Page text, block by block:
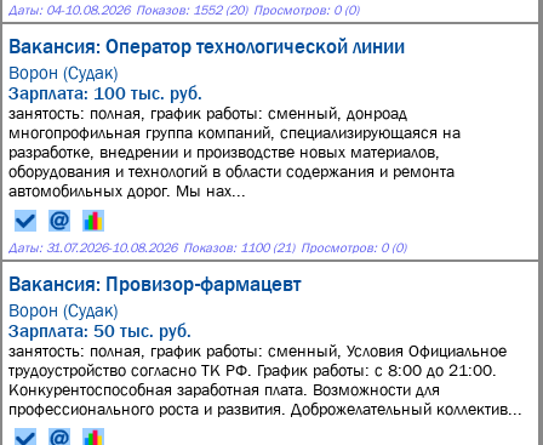
Даты: 04-10.08.2026 Показов: 1552 (20) Просмотров: 0 (0)
Вакансия: Оператор технологической линии
Ворон (Судак)
Зарплата: 100 тыс. руб.
занятость: полная, график работы: сменный, донроад
многопрофильная группа компаний, специализирующаяся на
разработке, внедрении и производстве новых материалов,
оборудования и технологий в области содержания и ремонта
автомобильных дорог. Мы нах...
Даты: 31.07.2026-10.08.2026 Показов: 1100 (21) Просмотров: 0 (0)
Вакансия: Провизор-фармацевт
Ворон (Судак)
Зарплата: 50 тыс. руб.
занятость: полная, график работы: сменный, Условия Официальное
трудоустройство согласно ТК РФ. График работы: с 8:00 до 21:00.
Конкурентоспособная заработная плата. Возможности для
профессионального роста и развития. Доброжелательный коллектив...